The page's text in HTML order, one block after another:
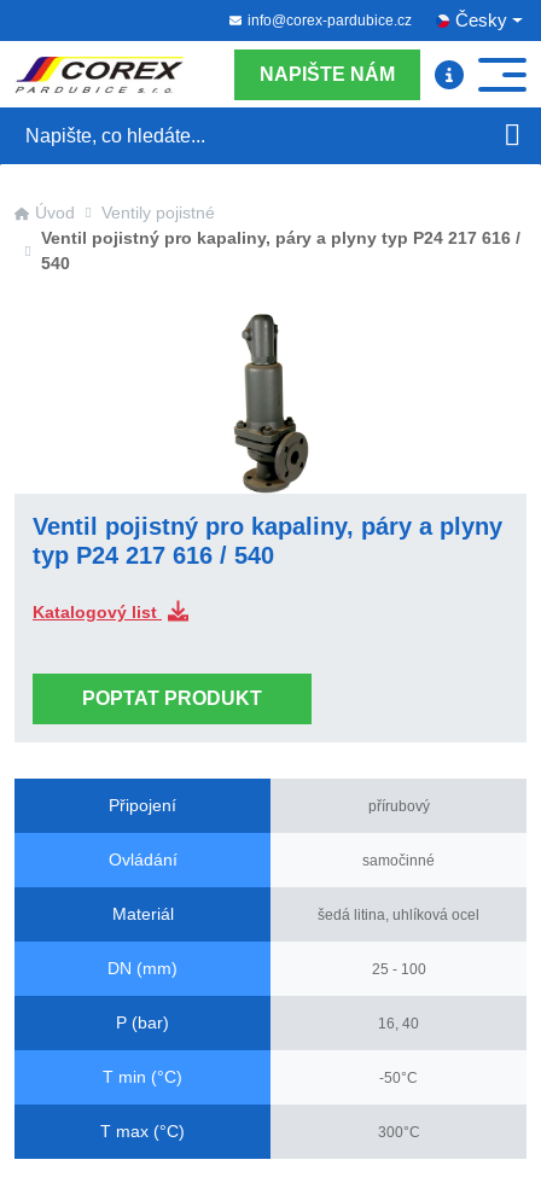
info@corex-pardubice.cz Česky
NAPIŠTE NÁM
Úvod
Ventily pojistné
Ventil pojistný pro kapaliny, páry a plyny typ P24 217 616 /
540
Ventil pojistný pro kapaliny, páry a plyny
typ P24 217 616 / 540
Katalogový list
POPTAT PRODUKT
Připojení přírubový
Ovládání samočinné
Materiál šedá litina, uhlíková ocel
DN (mm) 25 - 100
P (bar) 16, 40
T min (°C) -50°C
T max (°C) 300°C